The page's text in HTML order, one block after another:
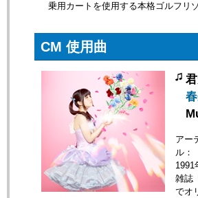
乗用カートを使用する本格ゴルフリ
CM 使用曲
アー
ル：
1991
雑誌
でオ